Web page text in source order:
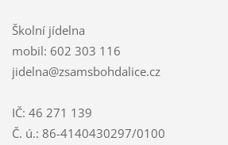
Školní jídelna
mobil: 602 303 116
jidelna@zsamsbohdalice.cz
IČ: 46 271 139
Č. ú.: 86-4140430297/0100